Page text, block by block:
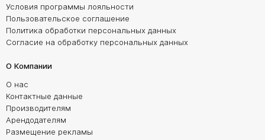
Условия программы лояльности
Пользовательское соглашение
Политика обработки персональных данных
Согласие на обработку персональных данных
О Компании
О нас
Контактные данные
Производителям
Арендодателям
Размещение рекламы